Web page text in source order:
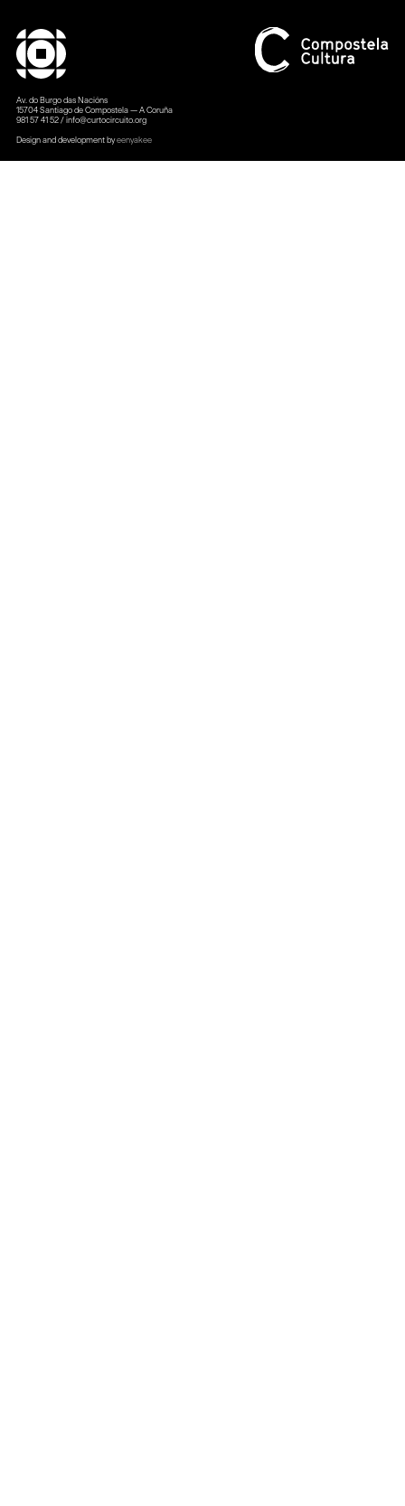
Av. do Burgo das Nacións
15704 Santiago de Compostela — A Coruña
981 57 41 52 / info@curtocircuito.org
Design and development byeenyakee